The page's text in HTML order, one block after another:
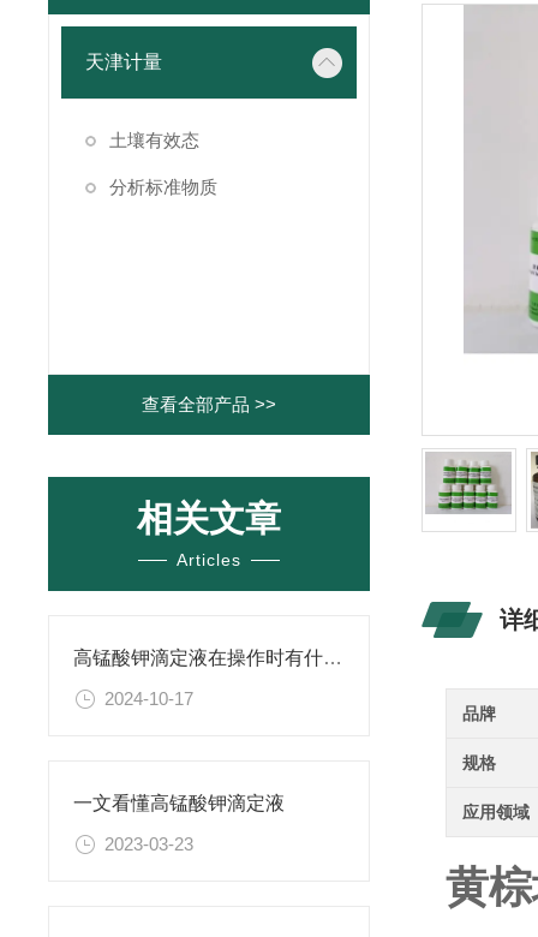
天津计量
土壤有效态
分析标准物质
查看全部产品 >>
相关文章
Articles
高锰酸钾滴定液在操作时有什么要领可言呢？
2024-10-17
一文看懂高锰酸钾滴定液
2023-03-23
详
品牌
规格
应用领域
黄